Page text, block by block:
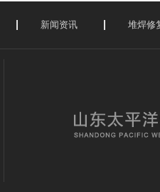
新闻资讯 堆焊修